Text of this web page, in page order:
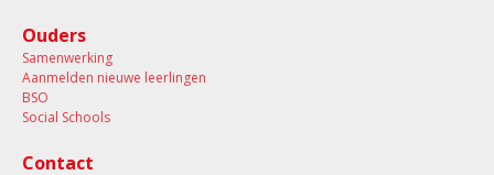
Ouders
Samenwerking
Aanmelden nieuwe leerlingen
BSO
Social Schools
Contact